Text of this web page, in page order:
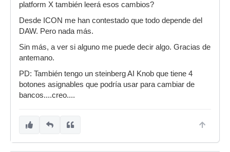
platform X también leerá esos cambios?
Desde ICON me han contestado que todo depende del
DAW. Pero nada más.
Sin más, a ver si alguno me puede decir algo. Gracias de
antemano.
PD: También tengo un steinberg AI Knob que tiene 4
botones asignables que podría usar para cambiar de
bancos....creo....